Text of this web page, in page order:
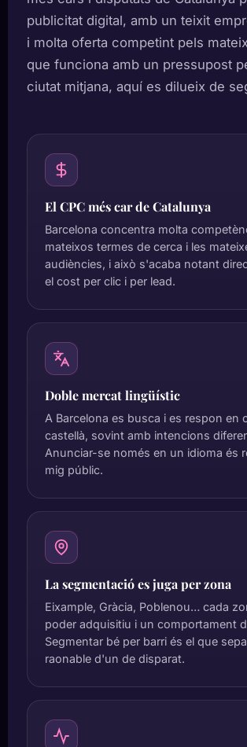
publicitat digital, amb un teixit
i molta oferta competint pels
que funciona amb un pressupost
ciutat mitjana, aquí es dilueix de
El CPC més car de Catalunya
Barcelona concentra molta
mateixos termes de cerca i les
audiències, i això s'acaba notant
el cost per clic i per lead.
Doble mercat lingüístic
A Barcelona es busca i es respon en
castellà, sovint amb intencions
Anunciar-se només en un idioma és
mig públic.
La segmentació es juga per zona
Eixample, Gràcia, Poblenou… cada
poder adquisitiu i un comportament
Segmentar bé per barri és el que
raonable d'un de disparat.